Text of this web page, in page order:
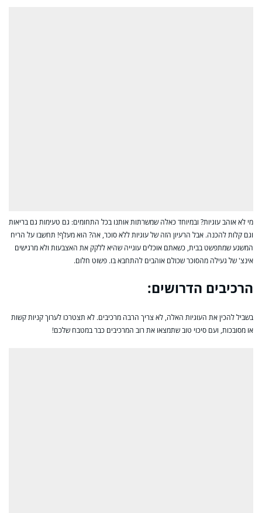
מי לא אוהב עוגיות? ובמיוחד כאלה שמשרתות אותנו בכל התחומים: גם טעימות גם בריאות
וגם קלות להכנה. אבל הרעיון הזה של עוגיות ללא סוכר, אה? הוא מעלף! תחשבו על הריח
המשגע שמתפשט בבית, כשאתם אוכלים עוגייה שהיא ללקק את האצבעות ולא מרגישים
אינצ' של געילה מהסוכר שכולם אוהבים להתחבא בו. פשוט חלום.
הרכיבים הדרושים:
בשביל להכין את העוגיות האלה, לא צריך הרבה מרכיבים. לא תצטרכו לערוך קניות קשות
או מסובכות, ועם סיכוי טוב שתמצאו את רוב המרכיבים כבר במטבח שלכם!